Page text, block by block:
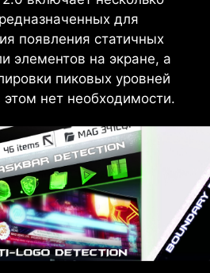
для
появления статичных
элементов на экране, а
пиковых уровней
этом нет необходимости.
разработанными
что обеспечивает
Благодаря
без вентилятора,
отводя тепло, а